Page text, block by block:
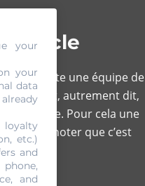
Uccle
Toute une équipe de
objet, autrement dit,
originale. Pour cela une
Il faut noter que c’est
your
your
data
loyalty
etc.)
and
and